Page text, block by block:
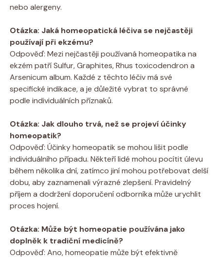
nebo alergeny.
Otázka:⁣ Jaká homeopatická léčiva⁤ se nejčastěji
používají při ekzému?
Odpověď:⁢ Mezi⁤ nejčastěji používaná homeopatika na
ekzém patří Sulfur, Graphites, Rhus toxicodendron a
Arsenicum album. Každé z těchto léčiv má své
specifické indikace, ⁣a je ​důležité vybrat to správné
podle⁣ individuálních příznaků.
Otázka:⁢ Jak dlouho trvá, než se projeví účinky
homeopatik?
Odpověď: Účinky homeopatik ⁢se mohou⁤ lišit podle
individuálního případu. Někteří lidé mohou pocítit⁣ úlevu⁤
během několika dní, zatímco jiní mohou potřebovat delší
dobu,‍ aby zaznamenali výrazné zlepšení.‍ Pravidelný
příjem a dodržení doporučení⁢ odborníka může urychlit
proces hojení.
Otázka: Může být homeopatie používána jako
doplněk k tradiční medicíně?
Odpověď: Ano, homeopatie může být efektivně